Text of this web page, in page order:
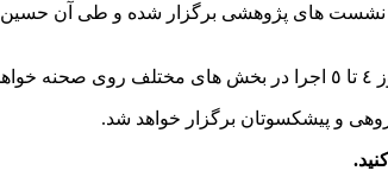
نوازی و نشست های پژوهشی برگزار شده و طی